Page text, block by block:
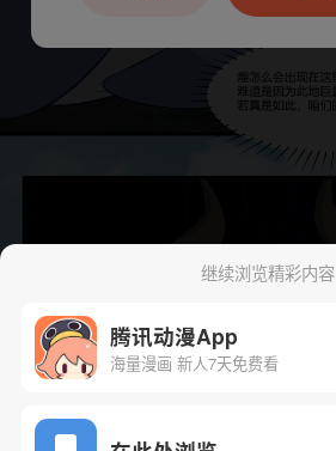
继续浏览精彩内容
腾讯动漫App
海量漫画 新人7天免费看